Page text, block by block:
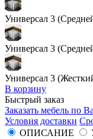
Универсал 3
Универсал 3
Универсал 3
В корзину
Быстрый заказ
Заказать мебель по
Условия доставки
ОПИСАНИЕ